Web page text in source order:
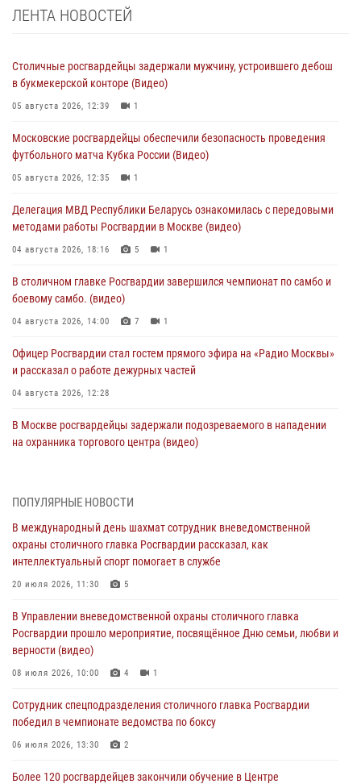
ЛЕНТА НОВОСТЕЙ
Столичные росгвардейцы задержали мужчину, устроившего дебош
в букмекерской конторе (Видео)
05 августа 2026, 12:39 1
Московские росгвардейцы обеспечили безопасность проведения
футбольного матча Кубка России (Видео)
05 августа 2026, 12:35 1
Делегация МВД Республики Беларусь ознакомилась с передовыми
методами работы Росгвардии в Москве (видео)
04 августа 2026, 18:16 5 1
В столичном главке Росгвардии завершился чемпионат по самбо и
боевому самбо. (видео)
04 августа 2026, 14:00 7 1
Офицер Росгвардии стал гостем прямого эфира на «Радио Москвы»
и рассказал о работе дежурных частей
04 августа 2026, 12:28
В Москве росгвардейцы задержали подозреваемого в нападении
на охранника торгового центра (видео)
В Главном управлении Росгвардии по городу Москве подвели итоги
03 августа 2026, 13:00
На востоке Москвы сотрудники Росгвардии задержали мужчину,
находящегося в федеральном розыске (видео)
Росгвардия обеспечила правопорядок во время празднования Дня
воздушно-десантных войск в Москве (видео)
03 августа 2026, 08:00
Московские росгвардейцы пришли на помощь семье, у которой
сломался автомобиль на проезжей части (Видео)
02 августа 2026, 11:54
ПОПУЛЯРНЫЕ НОВОСТИ
В международный день шахмат сотрудник вневедомственной
охраны столичного главка Росгвардии рассказал, как
интеллектуальный спорт помогает в службе
20 июля 2026, 11:30 5
В Управлении вневедомственной охраны столичного главка
Росгвардии прошло мероприятие, посвящённое Дню семьи, любви и
верности (видео)
08 июля 2026, 10:00 4 1
Сотрудник спецподразделения столичного главка Росгвардии
победил в чемпионате ведомства по боксу
06 июля 2026, 13:30 2
Более 120 росгвардейцев закончили обучение в Центре